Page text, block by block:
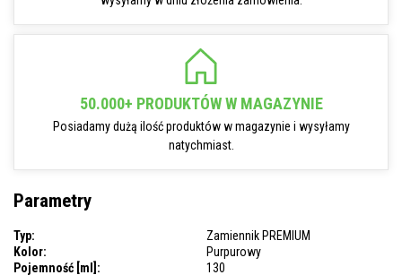
50.000+ PRODUKTÓW W MAGAZYNIE
Posiadamy dużą ilość produktów w magazynie i wysyłamy
natychmiast.
Parametry
Typ:
Zamiennik PREMIUM
Kolor:
Purpurowy
Pojemność [ml]:
130